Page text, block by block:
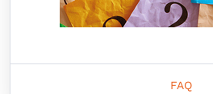
FAQ